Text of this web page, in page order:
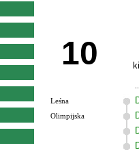
10
Leśna
Olimpijska